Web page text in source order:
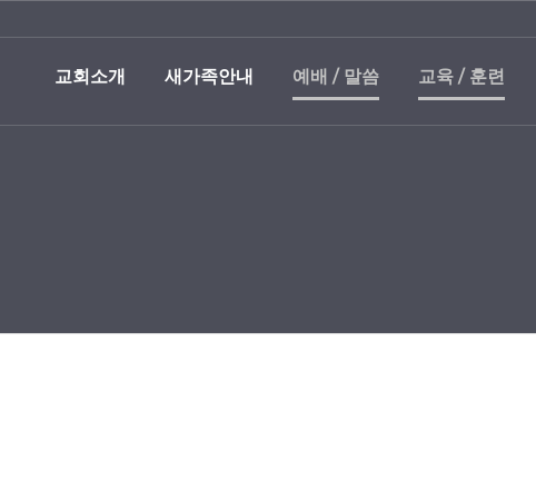
교회소개 새가족안내 예배 / 말씀 교육 / 훈련